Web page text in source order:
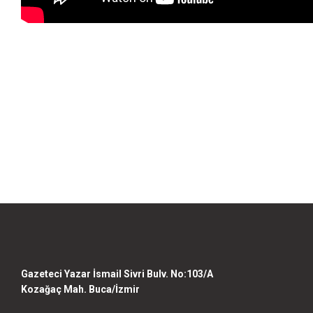
Gazeteci Yazar İsmail Sivri Bulv. No:103/A
Kozağaç Mah. Buca/İzmir